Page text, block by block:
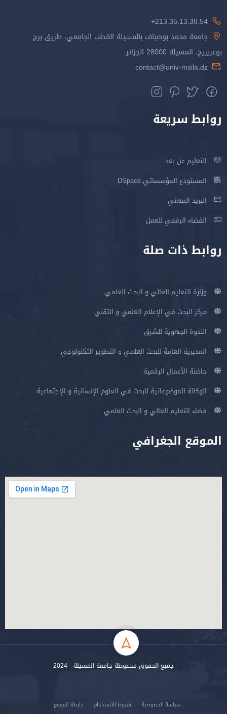
213.35.13.38.54+
جامعة محمد بوضياف بالمسيلة القطب الجامعي، طريق برج
بوعريريج، المسيلة 28000 الجزائر
contact@univ-msila.dz
روابط سريعة
التعليم عن بعد
المستودع المؤسساتي DSpace
البريد المهني
الفضاء الرقمي للعمل
روابط ذات صلة
وزارة التعليم العالي و البحث العلمي
مركز البحث في الإعلام العلمي و التقني
الندوة الجهوية للشرق
المديرية العامة للبحث العلمي و التطوير التكنولوجي
حاضنة الأعمال الرقمية
الوكالة الموضوعاتية للبحث في العلوم الإنسانية و الإجتماعية
فضاء التعليم العالي و البحث العلمي
الموقع الجغرافي
جميع الحقوق محفوظة جامعة المسيلة - 2024
سياسة الخصوصية شروط الاستخدام خارطة الموقع